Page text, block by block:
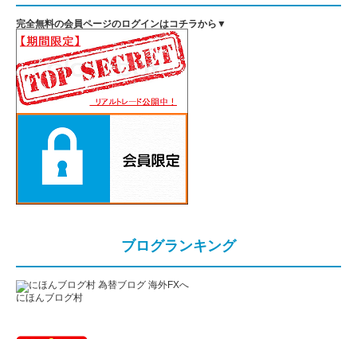
完全無料の会員ページのログインはコチラから▼
ブログランキング
にほんブログ村